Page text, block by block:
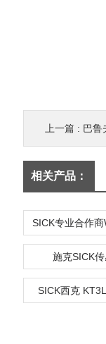
上一篇 : 巴鲁
相关产品：
施克SICK
SICK西克